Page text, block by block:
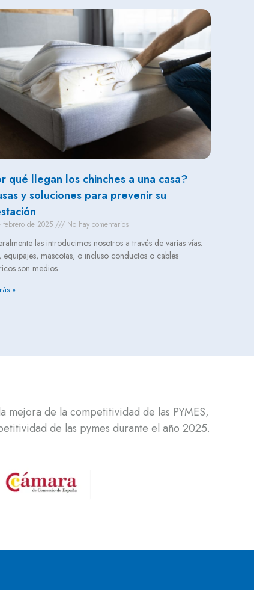
qué llegan los chinches a una casa?
y soluciones para prevenir su
febrero de 2025 No hay comentarios
las introducimos nosotros a través de varias vías:
equipajes, mascotas, o incluso conductos o cables
son medios
»
de la competitividad de las PYMES,
de las pymes durante el año 2025.